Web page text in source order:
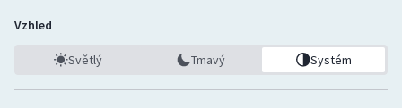
Vzhled
Světlý Tmavý Systém